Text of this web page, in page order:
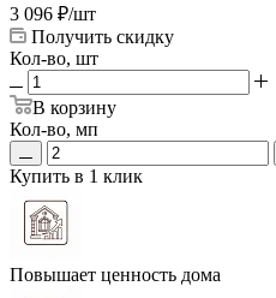
3 096 ₽/шт
Получить скидку
Кол-во, шт
В корзину
Кол-во, мп
Купить в 1 клик
Повышает ценность дома